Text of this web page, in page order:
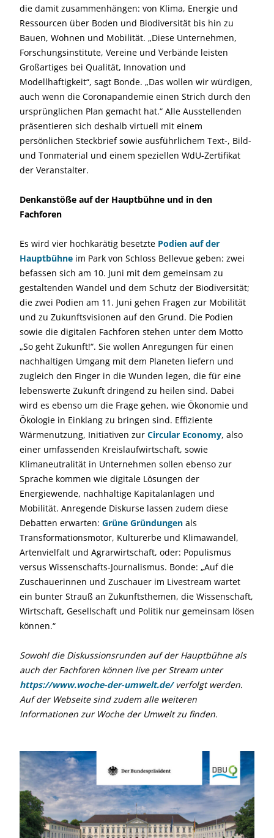
die damit zusammenhängen: von Klima, Energie und
Ressourcen über Boden und Biodiversität bis hin zu
Bauen, Wohnen und Mobilität. „Diese Unternehmen,
Forschungsinstitute, Vereine und Verbände leisten
Großartiges bei Qualität, Innovation und
Modellhaftigkeit“, sagt Bonde. „Das wollen wir würdigen,
auch wenn die Coronapandemie einen Strich durch den
ursprünglichen Plan gemacht hat.“ Alle Ausstellenden
präsentieren sich deshalb virtuell mit einem
persönlichen Steckbrief sowie ausführlichem Text-, Bild-
und Tonmaterial und einem speziellen WdU-Zertifikat
der Veranstalter.
Denkanstöße auf der Hauptbühne und in den
Fachforen
Es wird vier hochkarätig besetzte Podien auf der
Hauptbühne im Park von Schloss Bellevue geben: zwei
befassen sich am 10. Juni mit dem gemeinsam zu
gestaltenden Wandel und dem Schutz der Biodiversität;
die zwei Podien am 11. Juni gehen Fragen zur Mobilität
und zu Zukunftsvisionen auf den Grund. Die Podien
sowie die digitalen Fachforen stehen unter dem Motto
„So geht Zukunft!“. Sie wollen Anregungen für einen
nachhaltigen Umgang mit dem Planeten liefern und
zugleich den Finger in die Wunden legen, die für eine
lebenswerte Zukunft dringend zu heilen sind. Dabei
wird es ebenso um die Frage gehen, wie Ökonomie und
Ökologie in Einklang zu bringen sind. Effiziente
Wärmenutzung, Initiativen zur Circular Economy, also
einer umfassenden Kreislaufwirtschaft, sowie
Klimaneutralität in Unternehmen sollen ebenso zur
Sprache kommen wie digitale Lösungen der
Energiewende, nachhaltige Kapitalanlagen und
Mobilität. Anregende Diskurse lassen zudem diese
Debatten erwarten: Grüne Gründungen als
Transformationsmotor, Kulturerbe und Klimawandel,
Artenvielfalt und Agrarwirtschaft, oder: Populismus
versus Wissenschafts-Journalismus. Bonde: „Auf die
Zuschauerinnen und Zuschauer im Livestream wartet
ein bunter Strauß an Zukunftsthemen, die Wissenschaft,
Wirtschaft, Gesellschaft und Politik nur gemeinsam lösen
können.“
Sowohl die Diskussionsrunden auf der Hauptbühne als
auch der Fachforen können live per Stream unter
https://www.woche-der-umwelt.de/verfolgt werden.
Auf der Webseite sind zudem alle weiteren
Informationen zur Woche der Umwelt zu finden.